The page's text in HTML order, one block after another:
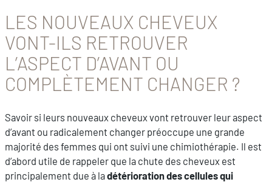
LES NOUVEAUX CHEVEUX
VONT-ILS RETROUVER
L’ASPECT D’AVANT OU
COMPLÈTEMENT CHANGER ?
Savoir si leurs nouveaux cheveux vont retrouver leur aspect
d’avant ou radicalement changer préoccupe une grande
majorité des femmes qui ont suivi une chimiothérapie. Il est
d’abord utile de rappeler que la chute des cheveux est
principalement due à ladétérioration des cellules qui